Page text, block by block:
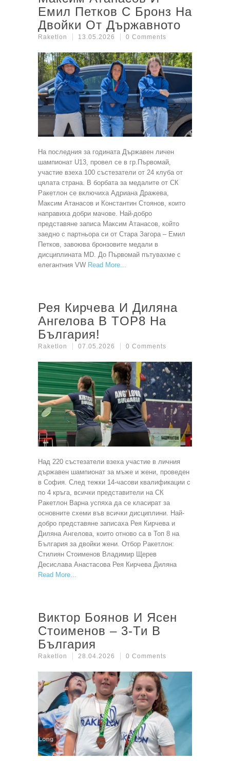
Емил Петков С Бронз На
Двойки От Държавното
Raketlon 13.05.2026 0 Comments
На последния за годината Държавен личен
шампионат U13, провел се в гр.Първомай,
участие взеха 100 състезатели от 24 клуба от
цялата страна. В борбата за медалите от СК
Ракетлон се включиха Адриана Дражева,
Максим Атанасов и Константин Стоянов, които
направиха добри мачове. Най-добро
представяне записа Максим Атанасов, който
заедно с партньора си от Стара Загора – Емил
Петков, завоюва бронзовите медали в
дисциплината MD. До Първомай пътувахме с
елегантния VW Read More
Рея Кирчева И Диляна
Ангелова В TOP8 На
България!
Raketlon 07.05.2026 0 Comments
Над 220 състезатели взеха участие в личния
държавен шампионат за мъже и жени, проведен
в София. След тежки 14-часови квалификации с
по 4 кръга, всички представители на СК
Ракетлон Варна успяха да се класират за
основните схеми във всички дисциплини. Най-
добро представяне записаха Рея Кирчева и
Диляна Ангелова, които отново са в Топ 8 на
България за двойки жени. Отбор Ракетлон:
Стилиян Стоименов Владимир Щерев
Десислава Анастасова Рея Кирчева Диляна
Read More
Виктор Боянов И Ясен
Стоименов – 3-Ти В
България
Raketlon 28.04.2026 0 Comments